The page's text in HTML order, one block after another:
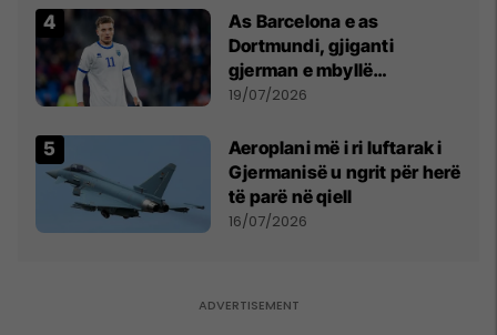
As Barcelona e as
Dortmundi, gjiganti
gjerman e mbyllë
marrëveshjen për Fisnik
19/07/2026
Aeroplani më i ri luftarak i
Gjermanisë u ngrit për herë
të parë në qiell
16/07/2026